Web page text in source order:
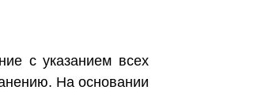
с указанием всех
На основании